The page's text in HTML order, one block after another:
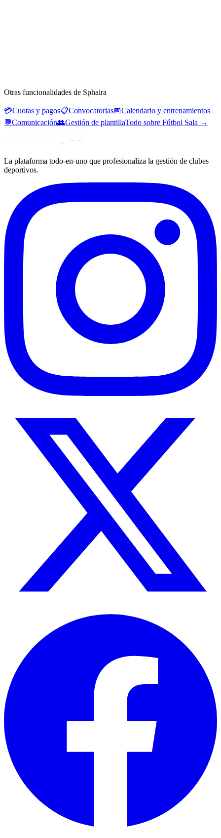
Otras funcionalidades de Sphaira
💳Cuotas y pagos📋Convocatorias📅Calendario y entrenamientos
💬Comunicación👥Gestión de plantillaTodo sobre Fútbol Sala →
La plataforma todo-en-uno que profesionaliza la gestión de clubes
deportivos.